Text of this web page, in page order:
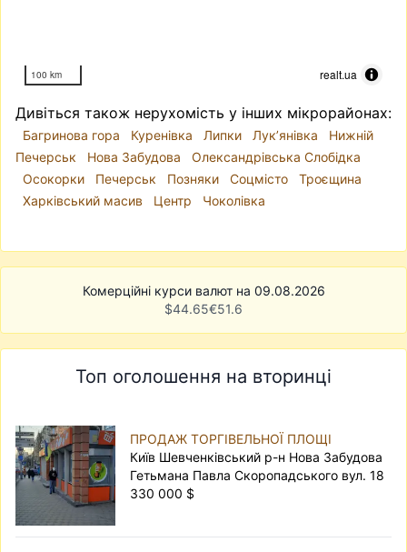
100 km realt.ua
Дивіться також нерухомість у інших мікрорайонах:
Багринова гора Куренівка Липки Лук’янівка
Нижній
Печерськ
Нова Забудова
Олександрівська Слобідка
Осокорки
Печерськ Позняки Соцмісто
Троєщина
Харківський масив
Центр Чоколівка
Комерційні курси валют на 09.08.2026
$44.65€51.6
Топ оголошення на вторинці
ПРОДАЖ ТОРГІВЕЛЬНОЇ ПЛОЩІ
Київ Шевченківський р-н Нова Забудова
Гетьмана Павла Скоропадського вул. 18
330 000 $